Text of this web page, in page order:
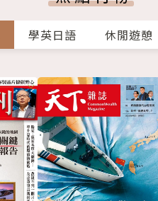
學英日語 休閒遊憩